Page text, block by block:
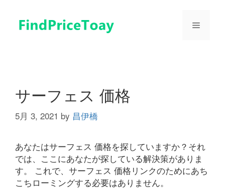
メ
サーフェス 価格
5月 3, 2021 by 昌伊橋
あなたはサーフェス 価格を探していますか？それ
では、ここにあなたが探している解決策がありま
す。 これで、サーフェス 価格リンクのためにあち
こちローミングする必要はありません。